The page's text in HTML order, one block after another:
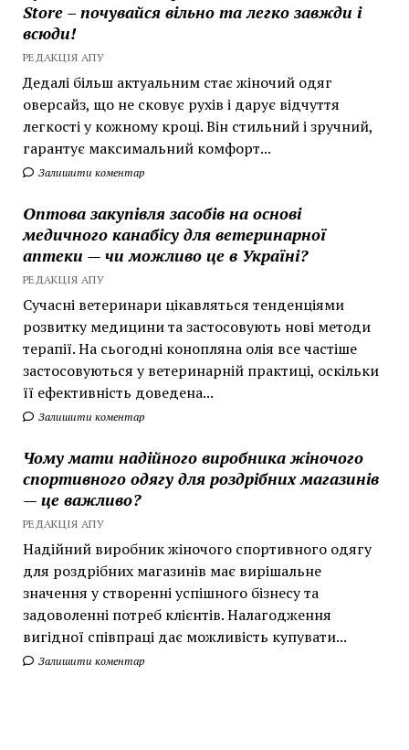
Store – почувайся вільно та легко завжди і
всюди!
РЕДАКЦІЯ АПУ
Дедалі більш актуальним стає жіночий одяг
оверсайз, що не сковує рухів і дарує відчуття
легкості у кожному кроці. Він стильний і зручний,
гарантує максимальний комфорт...
Залишити коментар
Оптова закупівля засобів на основі
медичного канабісу для ветеринарної
аптеки — чи можливо це в Україні?
РЕДАКЦІЯ АПУ
Сучасні ветеринари цікавляться тенденціями
розвитку медицини та застосовують нові методи
терапії. На сьогодні конопляна олія все частіше
застосовуються у ветеринарній практиці, оскільки
її ефективність доведена...
Залишити коментар
Чому мати надійного виробника жіночого
спортивного одягу для роздрібних магазинів
— це важливо?
РЕДАКЦІЯ АПУ
Надійний виробник жіночого спортивного одягу
для роздрібних магазинів має вирішальне
значення у створенні успішного бізнесу та
задоволенні потреб клієнтів. Налагодження
вигідної співпраці дає можливість купувати...
Залишити коментар